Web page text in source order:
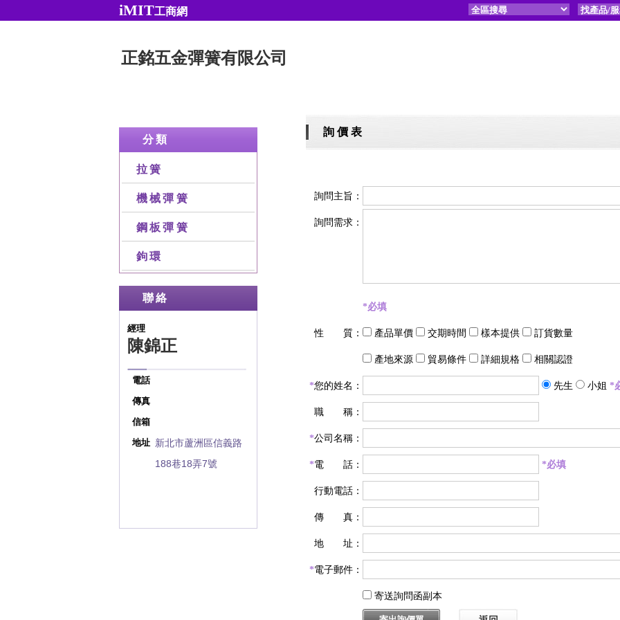
iMIT工商網
正銘五金彈簧有限公司
分類
拉簧
機械彈簧
鋼板彈簧
鉤環
聯絡
經理
陳錦正
電話
傳真
信箱
地址 新北市蘆洲區信義路
188巷18弄7號
詢 價 表
詢問主旨：
詢問需求：
*必填
性 質： 產品單價 交期時間 樣本提供 訂貨數量
產地來源 貿易條件 詳細規格 相關認證
*您的姓名： 先生 小姐 *
職 稱：
*公司名稱：
*電 話： *必填
行動電話：
傳 真：
地 址：
*電子郵件：
寄送詢問函副本